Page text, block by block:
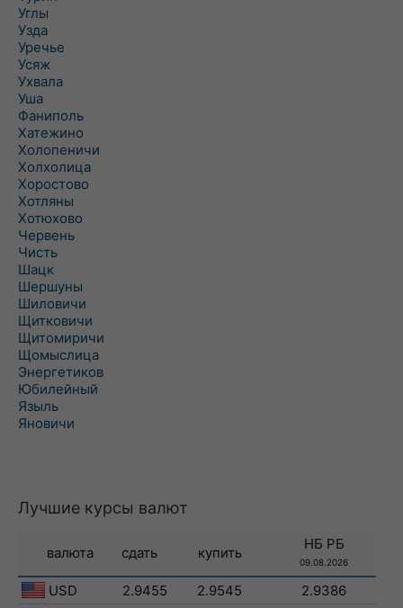
Углы
Узда
Уречье
Усяж
Ухвала
Уша
Фаниполь
Хатежино
Холопеничи
Холхолица
Хоростово
Хотляны
Хотюхово
Червень
Чисть
Шацк
Шершуны
Шиловичи
Щитковичи
Щитомиричи
Щомыслица
Энергетиков
Юбилейный
Языль
Яновичи
Лучшие курсы валют
валюта сдать купить
НБ РБ
09.08.2026
USD 2.9455 2.9545
2.9386